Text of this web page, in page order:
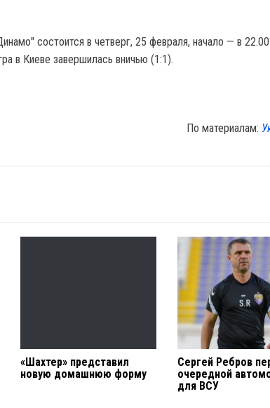
состоится в четверг, 25 февраля, начало — в
в Киеве завершилась вничью (1:1).
По материалам:
«Шахтер» представил
новую домашнюю форму
Сергей Ребров
очередной
для ВСУ